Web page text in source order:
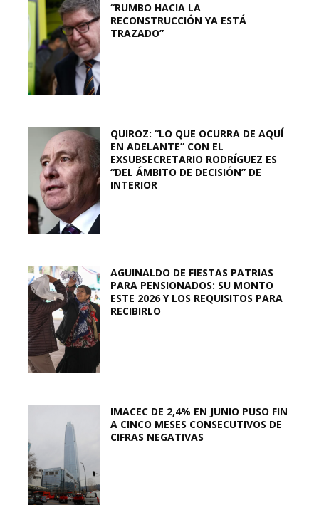
“RUMBO HACIA LA
RECONSTRUCCIÓN YA ESTÁ
TRAZADO”
QUIROZ: “LO QUE OCURRA DE AQUÍ
EN ADELANTE” CON EL
EXSUBSECRETARIO RODRÍGUEZ ES
“DEL ÁMBITO DE DECISIÓN” DE
INTERIOR
AGUINALDO DE FIESTAS PATRIAS
PARA PENSIONADOS: SU MONTO
ESTE 2026 Y LOS REQUISITOS PARA
RECIBIRLO
IMACEC DE 2,4% EN JUNIO PUSO FIN
A CINCO MESES CONSECUTIVOS DE
CIFRAS NEGATIVAS